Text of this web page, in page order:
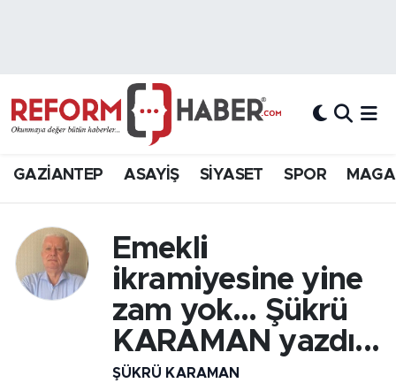
GAZİANTEP ASAYİŞ SİYASET SPOR
Emekli
ikramiyesine yine
zam yok… Şükrü
KARAMAN yazdı...
ŞÜKRÜ KARAMAN
Hava Durumu
Süper Lig Puan Durumu ve Fikstür
Tüm Manşetler
Son Dakika Haberleri
Haber Arşivi